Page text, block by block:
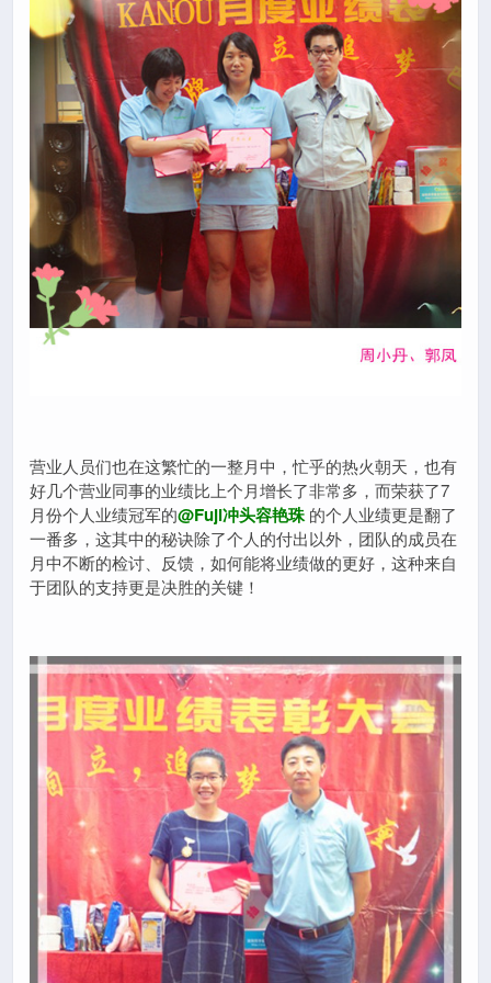
营业人员们也在这繁忙的一整月中，忙乎的热火朝天，也有
好几个营业同事的业绩比上个月增长了非常多，而荣获了7
月份个人业绩冠军的@Fuji冲头容艳珠 的个人业绩更是翻了
一番多，这其中的秘诀除了个人的付出以外，团队的成员在
月中不断的检讨、反馈，如何能将业绩做的更好，这种来自
于团队的支持更是决胜的关键！